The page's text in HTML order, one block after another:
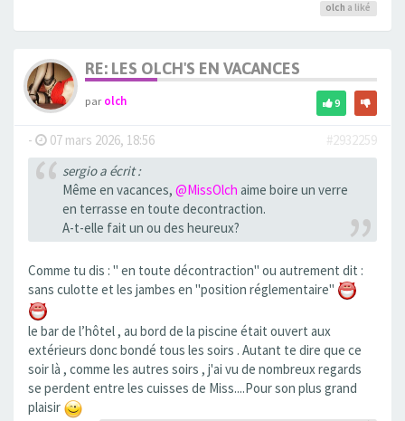
olch a liké
RE: LES OLCH'S EN VACANCES
parolch 9
- 07 mars 2026, 18:56
#2932259
sergio a écrit :
Même en vacances, @MissOlch aime boire un verre
en terrasse en toute decontraction.
A-t-elle fait un ou des heureux?
Comme tu dis : " en toute décontraction" ou autrement dit :
sans culotte et les jambes en "position réglementaire"
le bar de l’hôtel , au bord de la piscine était ouvert aux
extérieurs donc bondé tous les soirs . Autant te dire que ce
soir là , comme les autres soirs , j'ai vu de nombreux regards
se perdent entre les cuisses de Miss....Pour son plus grand
plaisir